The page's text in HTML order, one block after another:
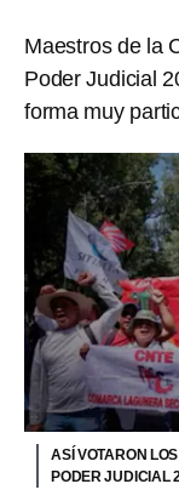
Maestros de la
Poder Judicial
forma muy
ASÍ VOTARON
PODER JUDICIAL